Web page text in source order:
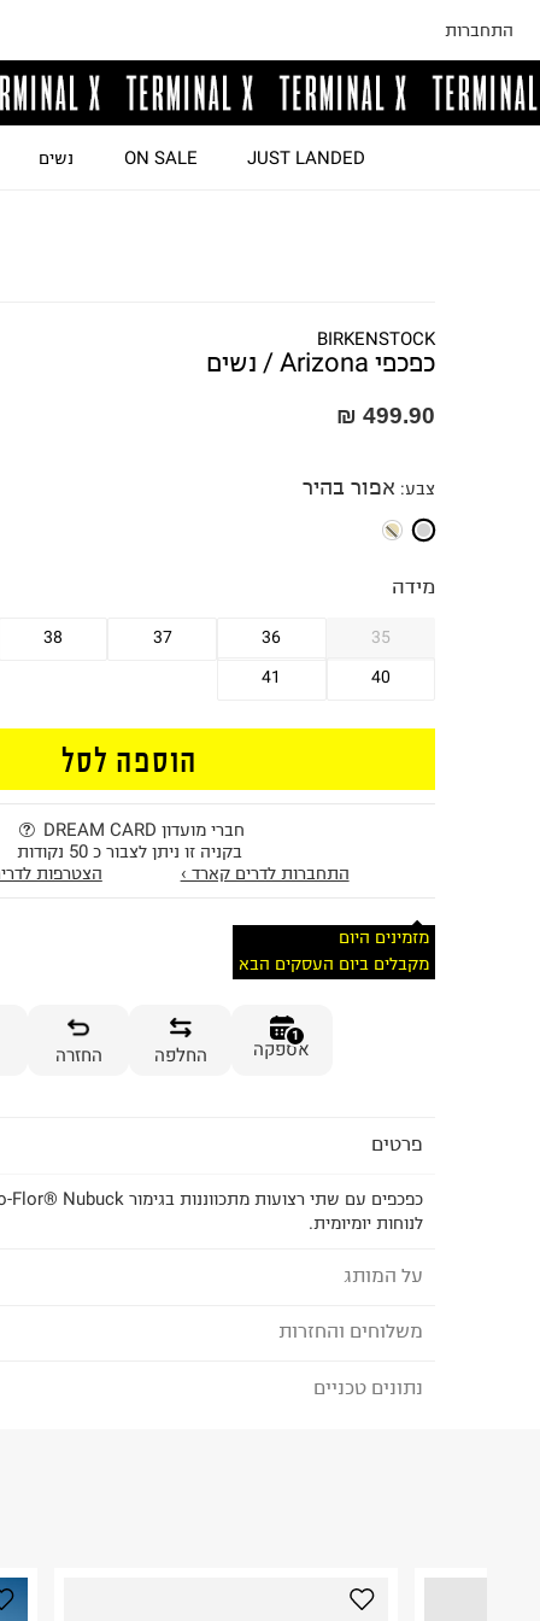
התחברות
JUST LANDED
ON SALE נשים
BIRKENSTOCK
כפכפי Arizona / נשים
499.90 ₪
צבע: אפור בהיר
מידה
35
36
37
38
40
41
הוספה לסל
חברי מועדון DREAM CARD
בקניה זו ניתן לצבור כ 50 נקודות
התחברות לדרים קארד ›
הצטרפות
מזמינים היום
מקבלים ביום העסקים הבא
1
אספקה החלפה החזרה
פרטים
לנוחות יומיומית.
על המותג
בירקנשטוק - BIRKENSTOCK
משלוחים והחזרות
לבחירת בשיטת המשלוח המתאימה לכם,
לפני החזרת החבילה, חשוב להדביק את מדבקת
נתונים טכניים
היבואן